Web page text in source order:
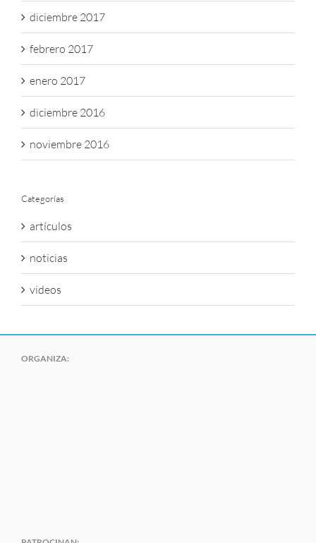
diciembre 2017
febrero 2017
enero 2017
diciembre 2016
noviembre 2016
Categorías
artículos
noticias
videos
ORGANIZA: